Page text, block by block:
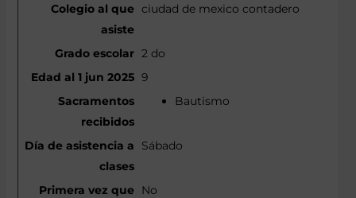
ciudad de mexico contadero
2 do
9
Bautismo
Sábado
No